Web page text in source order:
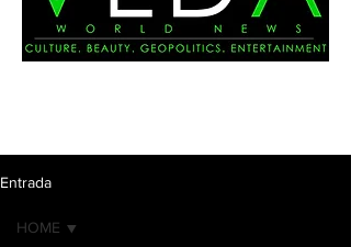
Entrada
HOME